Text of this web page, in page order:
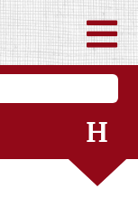
F
G
H
I